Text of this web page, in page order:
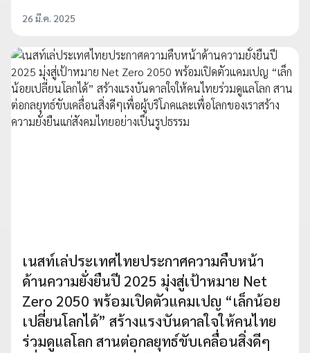
26 มี.ค. 2025
เนสท์เล่ประเทศไทยประกาศความคืบหน้า
ด้านความยั่งยืนปี 2025 มุ่งสู่เป้าหมาย Net
Zero 2050 พร้อมเปิดตัวแคมเปญ “เล็กน้อย
เปลี่ยนโลกได้” สร้างแรงบันดาลใจให้คนไทย
ร่วมดูแลโลก สานต่อกลยุทธ์ขับเคลื่อนสิ่งดีๆ